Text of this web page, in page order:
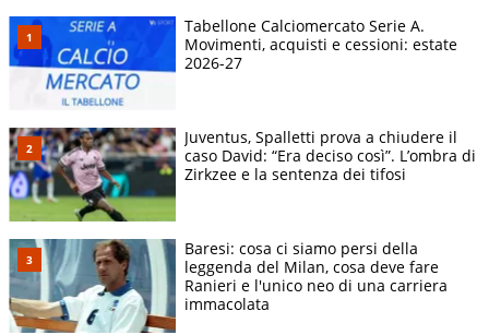
Tabellone Calciomercato Serie A.
Movimenti, acquisti e cessioni: estate
2026-27
Juventus, Spalletti prova a chiudere il
caso David: “Era deciso così”. L’ombra di
Zirkzee e la sentenza dei tifosi
Baresi: cosa ci siamo persi della
leggenda del Milan, cosa deve fare
Ranieri e l'unico neo di una carriera
immacolata